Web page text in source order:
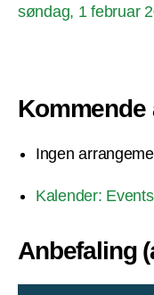
søndag, 1 februar
Kommende
Ingen
Kalender: Events
Anbefaling